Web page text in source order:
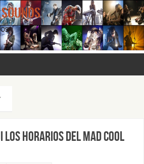
SOUNDS
los horarios del Mad Cool